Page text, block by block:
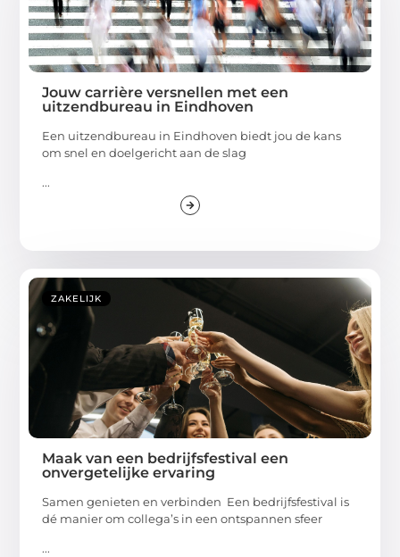
Jouw carrière versnellen met een
uitzendbureau in Eindhoven
Een uitzendbureau in Eindhoven biedt jou de kans
om snel en doelgericht aan de slag
...
ZAKELIJK
Maak van een bedrijfsfestival een
onvergetelijke ervaring
Samen genieten en verbinden Een bedrijfsfestival is
dé manier om collega’s in een ontspannen sfeer
...